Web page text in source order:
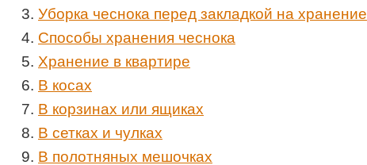
Уборка чеснока перед закладкой на хранение
Способы хранения чеснока
Хранение в квартире
В косах
В корзинах или ящиках
В сетках и чулках
В полотняных мешочках